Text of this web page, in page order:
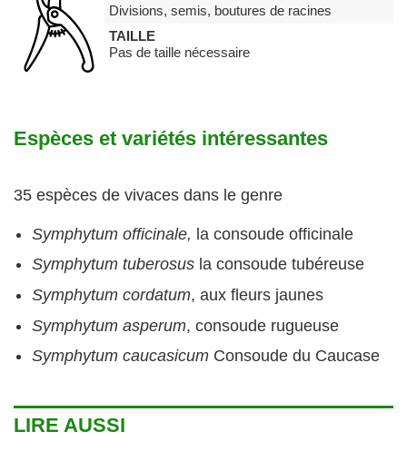
Divisions, semis, boutures de racines
TAILLE
Pas de taille nécessaire
Espèces et variétés intéressantes
35 espèces de vivaces dans le genre
Symphytum officinale, la consoude officinale
Symphytum tuberosusla consoude tubéreuse
Symphytum cordatum, aux fleurs jaunes
Symphytum asperum, consoude rugueuse
Symphytum caucasicum Consoude du Caucase
LIRE AUSSI